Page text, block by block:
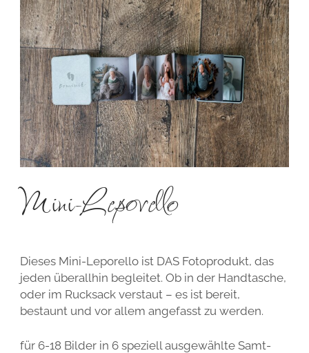
Mini-Leporello
Dieses Mini-Leporello ist DAS Fotoprodukt, das
jeden überallhin begleitet. Ob in der Handtasche,
oder im Rucksack verstaut – es ist bereit,
bestaunt und vor allem angefasst zu werden.
für 6-18 Bilder in 6 speziell ausgewählte Samt-